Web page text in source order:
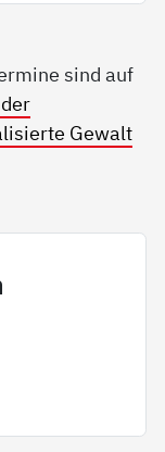
sind auf
Gewalt